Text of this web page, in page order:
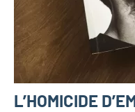
L’HOMICIDE